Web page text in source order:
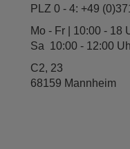
PLZ 0 - 4: +49
Mo - Fr | 10:00 - 18
Sa 10:00 - 12:00
C2, 23
68159 Mannheim